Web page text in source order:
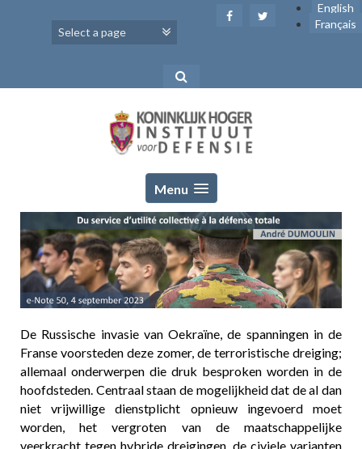
English
Français
Menu
De Russische invasie van Oekraïne, de spanningen in de
Franse voorsteden deze zomer, de terroristische dreiging;
allemaal onderwerpen die druk besproken worden in de
hoofdsteden. Centraal staan de mogelijkheid dat de al dan
niet vrijwillige dienstplicht opnieuw ingevoerd moet
worden, het vergroten van de maatschappelijke
veerkracht tegen hybride dreigingen, de civiele varianten